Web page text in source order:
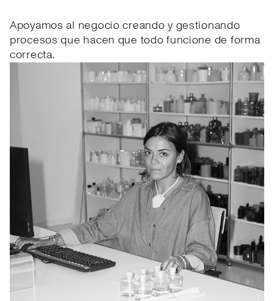
Apoyamos al negocio creando y gestionando
procesos que hacen que todo funcione de forma
correcta.